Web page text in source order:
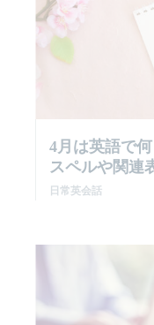
4月は英語で
スペルや関連
日常英会話